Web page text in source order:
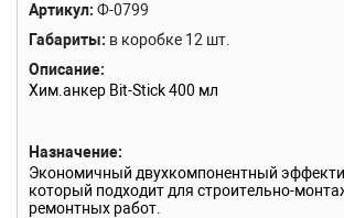
Артикул Ф-0799
Габариты в коробке 12 шт.
Описание
Хим.анкер Bit-Stick 400 мл
Назначение
Экономичный двухкомпонентный
который подходит для строительно-
ремонтных работ.